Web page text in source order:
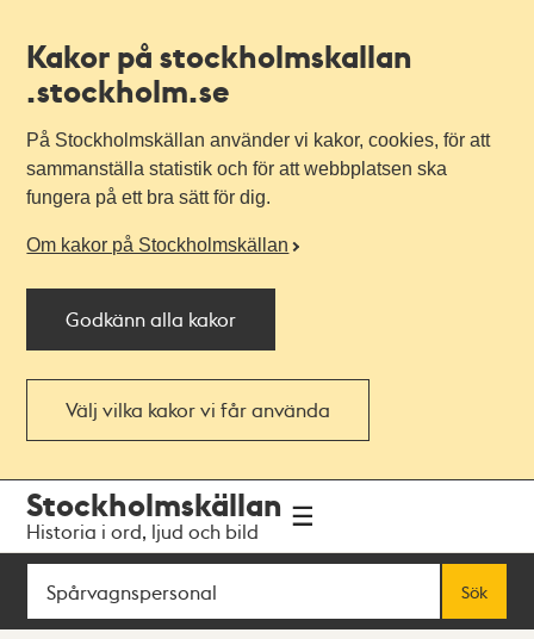
Kakor på stockholmskallan
.stockholm.se
På Stockholmskällan använder vi kakor, cookies, för att
sammanställa statistik och för att webbplatsen ska
fungera på ett bra sätt för dig.
Om kakor på Stockholmskällan
Godkänn alla kakor
Välj vilka kakor vi får använda
navigationen
huvudinnehållet
Stockholmskällan
Historia i ord, ljud och bild
Sök
Sök